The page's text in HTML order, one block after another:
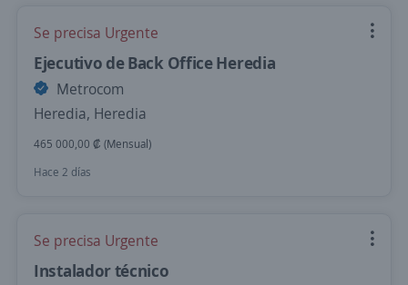
Se precisa Urgente
Ejecutivo de Back Office Heredia
Metrocom
Heredia, Heredia
465 000,00 ₡ (Mensual)
Hace 2 días
Se precisa Urgente
Instalador técnico